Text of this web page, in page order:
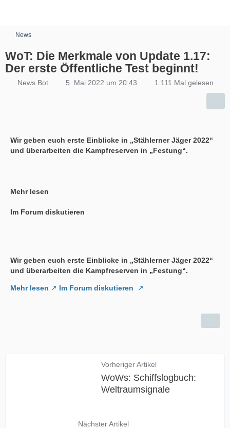
News
WoT: Die Merkmale von Update 1.17:
Der erste Öffentliche Test beginnt!
News Bot 5. Mai 2022 um 20:43 1.111 Mal gelesen
Wir geben euch erste Einblicke in „Stählerner Jäger 2022“
und überarbeiten die Kampfreserven in „Festung“.
Mehr lesen
Im Forum diskutieren
Wir geben euch erste Einblicke in „Stählerner Jäger 2022“
und überarbeiten die Kampfreserven in „Festung“.
Mehr lesen Im Forum diskutieren
Vorheriger Artikel
WoWs: Schiffslogbuch:
Weltraumsignale
Nächster Artikel